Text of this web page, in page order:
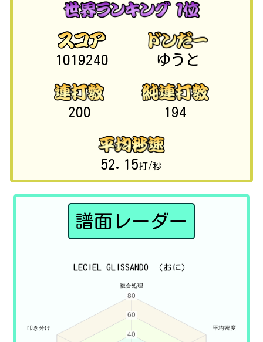
1019240 ゆうと
200 194
52.15打/秒
譜面レーダー